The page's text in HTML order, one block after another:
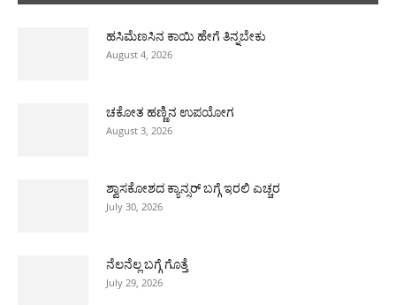
ಹಸಿಮೆಣಸಿನ ಕಾಯಿ ಹೇಗೆ ತಿನ್ನಬೇಕು
August 4, 2026
ಚಕೋತ ಹಣ್ಣಿನ ಉಪಯೋಗ
August 3, 2026
ಶ್ವಾಸಕೋಶದ ಕ್ಯಾನ್ಸರ್ ಬಗ್ಗೆ ಇರಲಿ ಎಚ್ಚರ
July 30, 2026
ನೆಲನೆಲ್ಲ ಬಗ್ಗೆ ಗೊತ್ತೆ
July 29, 2026